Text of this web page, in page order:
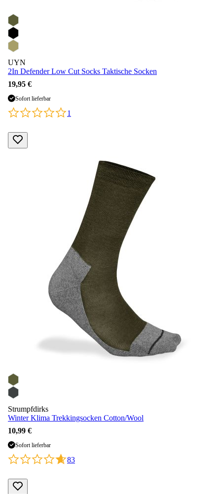
UYN
2In Defender Low Cut Socks Taktische Socken
19,95 €
Sofort lieferbar
1
Strumpfdirks
Winter Klima Trekkingsocken Cotton/Wool
10,99 €
Sofort lieferbar
83